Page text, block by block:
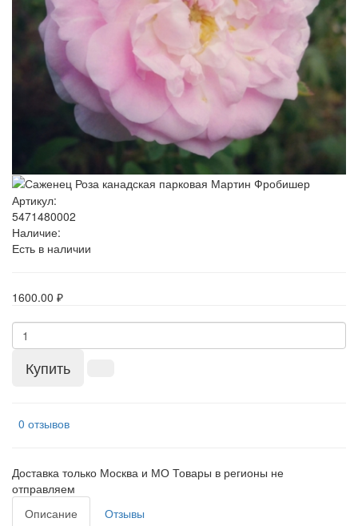
Артикул:
5471480002
Наличие:
Есть в наличии
1600.00 ₽
Купить
0 отзывов
Доставка только Москва и МО Товары в регионы не
отправляем
Описание
Отзывы